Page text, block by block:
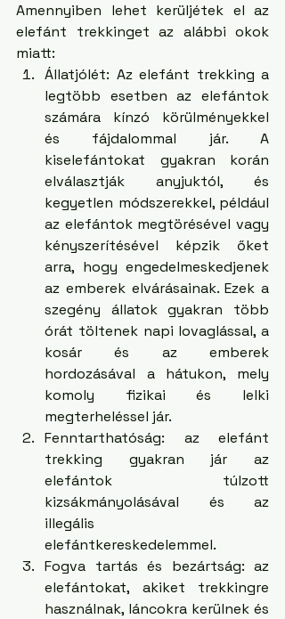
Amennyiben lehet kerüljétek el az
elefánt trekkinget az alábbi okok
miatt:
Állatjólét: Az elefánt trekking a
legtöbb esetben az elefántok
számára kínzó körülményekkel
és fájdalommal jár. A
kiselefántokat gyakran korán
elválasztják anyjuktól, és
kegyetlen módszerekkel, például
az elefántok megtörésével vagy
kényszerítésével képzik őket
arra, hogy engedelmeskedjenek
az emberek elvárásainak. Ezek a
szegény állatok gyakran több
órát töltenek napi lovaglással, a
kosár és az emberek
hordozásával a hátukon, mely
komoly fizikai és lelki
megterheléssel jár.
Fenntarthatóság: az elefánt
trekking gyakran jár az
elefántok túlzott
kizsákmányolásával és az
illegális
elefántkereskedelemmel.
Fogva tartás és bezártság: az
elefántokat, akiket trekkingre
használnak, láncokra kerülnek és